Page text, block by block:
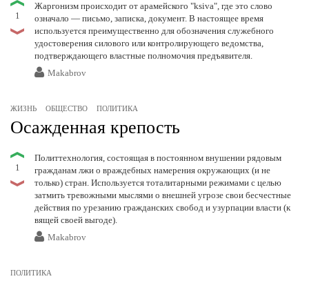
1
Жаргонизм происходит от арамейского "ksiva", где это слово
означало — письмо, записка, документ. В настоящее время
используется преимущественно для обозначения служебного
удостоверения силового или контролирующего ведомства,
подтверждающего властные полномочия предъявителя.
Makabrov
ЖИЗНЬ ОБЩЕСТВО ПОЛИТИКА
Осажденная крепость
1
Политтехнология, состоящая в постоянном внушении рядовым
гражданам лжи о враждебных намерения окружающих (и не
только) стран. Используется тоталитарными режимами с целью
затмить тревожными мыслями о внешней угрозе свои бесчестные
действия по урезанию гражданских свобод и узурпации власти (к
вящей своей выгоде).
Makabrov
ПОЛИТИКА